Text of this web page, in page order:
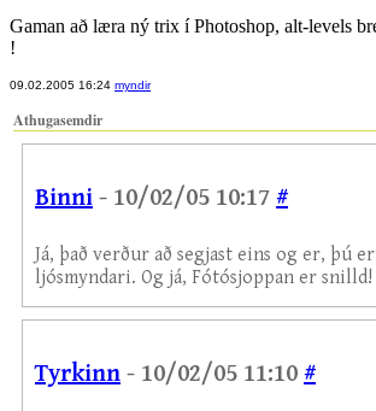
Gaman að læra ný trix í Photoshop, alt-levels
!
09.02.2005 16:24 myndir
Athugasemdir
Binni - 10/02/05 10:17 #
Já, það verður að segjast eins og er, þú
ljósmyndari. Og já, Fótósjoppan er snilld!
Tyrkinn - 10/02/05 11:10 #